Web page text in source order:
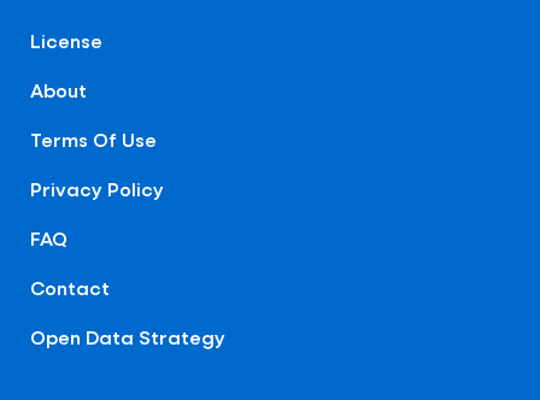
License
About
Terms Of Use
Privacy Policy
FAQ
Contact
Open Data Strategy